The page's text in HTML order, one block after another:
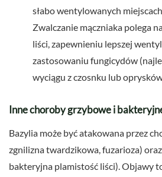
słabo wentylowanych miejscach.
Zwalczanie mączniaka polega
liści, zapewnieniu lepszej
zastosowaniu fungicydów
wyciągu z czosnku lub
Inne choroby grzybowe i
Bazylia może być atakowana przez
zgnilizna twardzikowa, fuzarioza)
bakteryjna plamistość liści). Objawy